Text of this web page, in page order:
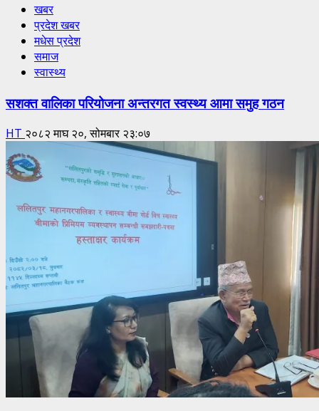
खबर
प्रदेश खबर
मधेस प्रदेश
समाज
स्वास्थ्य
सशक्त वालिका परियोजना अन्तरगत स्वस्थ्य आमा समुह गठन
HT २०८२ माघ २०, सोमबार २३:०७